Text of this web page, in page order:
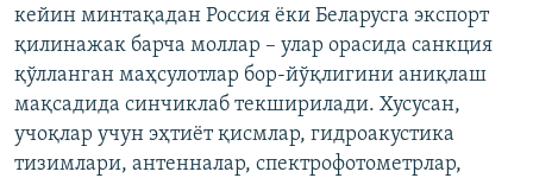
кейин минтақадан Россия ёки Беларусга экспорт
қилинажак барча моллар – улар орасида санкция
қўлланган маҳсулотлар бор-йўқлигини аниқлаш
мақсадида синчиклаб текширилади. Хусусан,
учоқлар учун эҳтиёт қисмлар, гидроакустика
тизимлари, антенналар, спектрофотометрлар,